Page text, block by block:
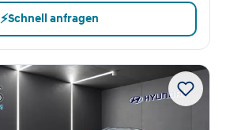
⚡Schnell anfragen